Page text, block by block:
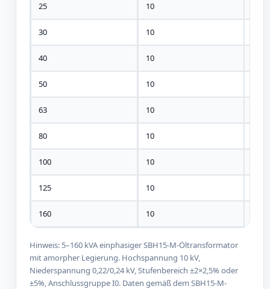
25 10
30 10
40 10
50 10
63 10
80 10
100 10
125 10
160 10
Hinweis: 5–160 kVA einphasiger SBH15-M-Öltransformator
mit amorpher Legierung. Hochspannung 10 kV,
Niederspannung 0,22/0,24 kV, Stufenbereich ±2×2,5% oder
±5%, Anschlussgruppe I0. Daten gemäß dem SBH15-M-